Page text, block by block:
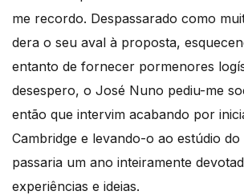
me recordo. Despassarado como
dera o seu aval à proposta,
entanto de fornecer pormenores
desespero, o José Nuno pediu-me
então que intervim acabando por
Cambridge e levando-o ao estúdio
passaria um ano inteiramente
experiências e ideias.